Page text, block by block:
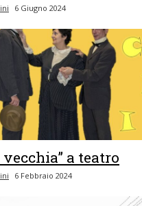
6 Giugno 2024
vecchia” a teatro
6 Febbraio 2024